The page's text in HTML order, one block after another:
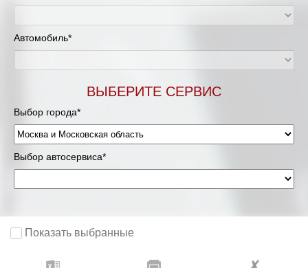
Москва и Московская область
Мурманск
Нижневартовск
Нижний Новгород
Новосибирск
Автомобиль*
ВЫБЕРИТЕ СЕРВИС
Выбор города*
Выбор автосервиса*
Показать выбранные